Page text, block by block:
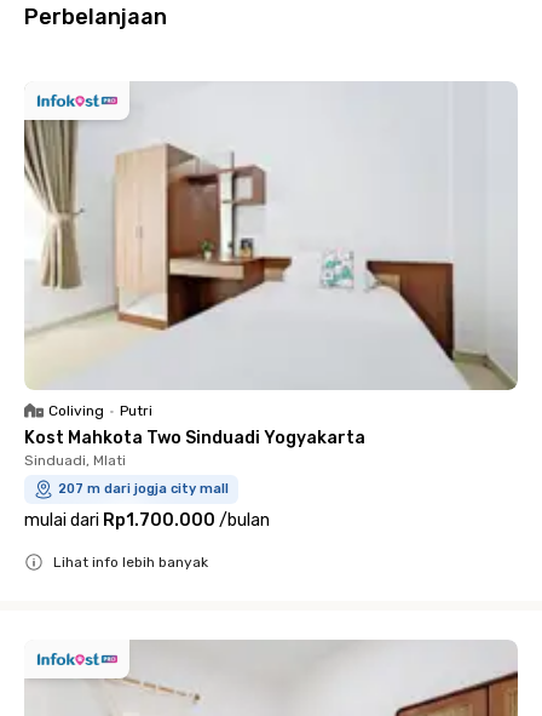
Perbelanjaan
Coliving • Putri
Kost Mahkota Two Sinduadi Yogyakarta
Sinduadi, Mlati
207 m dari jogja city mall
mulai dari Rp1.700.000 /bulan
Lihat info lebih banyak